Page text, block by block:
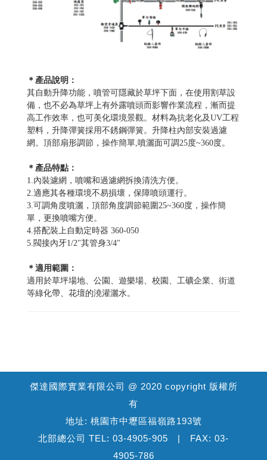
＊產品說明：
其自動升降功能，噴管可隱藏於草坪下面，在使用割草設
備，也不必為草坪上有外露噴頭而影響作業流程，漸而提
高工作效率，也可美化環境景觀。材料為抗老化及UV工程
塑料，升降彈簧採用不銹鋼彈簧。升降柱內部安裝過濾
網。頂部扇形調節，操作簡單,噴灑面可調25度~360度。
＊產品特點：
1.內裝濾網，噴嘴和過濾網拆換清洗方便。
2.適應其各種環境不易損壞，保障噴頭運行。
3.可調角度噴灑，頂部角度調節範圍25~360度，操作簡
單，更換噴嘴方便。
4.搭配裝上自動定時器 360-050
5.閥接內牙1/2"其管身3/4"
＊適用範圍：
適用於草坪場地、公園、遊樂場、校園、工礦企業、街道
等綠化帶、花壇的澆灌灑水。
傑達國際實業有限公司 @ 2020 copyright 版權所
有
地址: 桃園市中壢區福嶺路193號
北部總公司 TEL: 03-4905-905 | FAX: 03-
4905-786